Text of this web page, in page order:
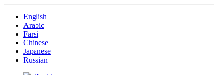
English
Arabic
Farsi
Chinese
Japanese
Russian